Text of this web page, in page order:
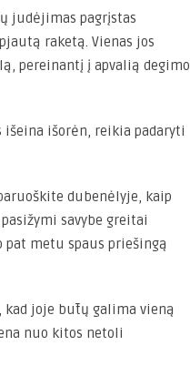
judėjimas pagrįstas
raketą. Vienas jos
pereinantį į apvalią degimo
išorėn, reikia padaryti
dubenėlyje, kaip
savybe greitai
metu spaus priešingą
joje būtų galima vieną
nuo kitos netoli